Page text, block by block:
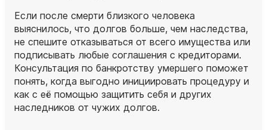
Если после смерти близкого человека
выяснилось, что долгов больше, чем наследства,
не спешите отказываться от всего имущества или
подписывать любые соглашения с кредиторами.
Консультация по банкротству умершего поможет
понять, когда выгодно инициировать процедуру и
как с её помощью защитить себя и других
наследников от чужих долгов.